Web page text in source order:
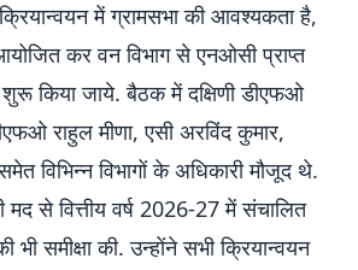
में ग्रामसभा की आवश्यकता है,
कर वन विभाग से एनओसी प्राप्त
किया जाये. बैठक में दक्षिणी डीएफओ
राहुल मीणा, एसी अरविंद कुमार,
विभिन्न विभागों के अधिकारी मौजूद थे.
से वित्तीय वर्ष 2026-27 में संचालित
भी समीक्षा की. उन्होंने सभी क्रियान्वयन